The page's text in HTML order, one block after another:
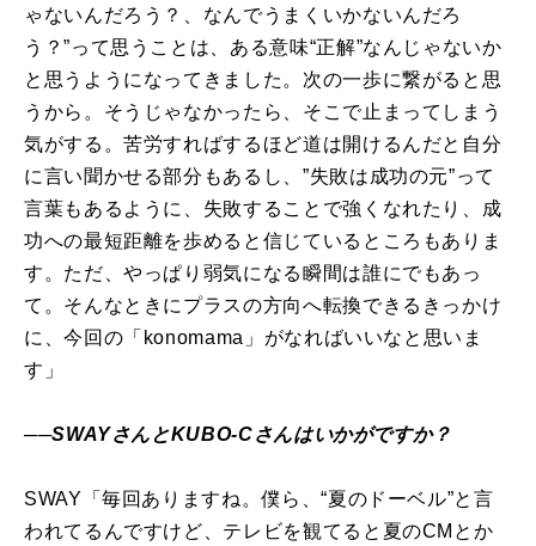
ゃないんだろう？、なんでうまくいかないんだろ
う？”って思うことは、ある意味“正解”なんじゃないか
と思うようになってきました。次の一歩に繋がると思
うから。そうじゃなかったら、そこで止まってしまう
気がする。苦労すればするほど道は開けるんだと自分
に言い聞かせる部分もあるし、”失敗は成功の元”って
言葉もあるように、失敗することで強くなれたり、成
功への最短距離を歩めると信じているところもありま
す。ただ、やっぱり弱気になる瞬間は誰にでもあっ
て。そんなときにプラスの方向へ転換できるきっかけ
に、今回の「konomama」がなればいいなと思いま
す」
──SWAYさんとKUBO-Cさんはいかがですか？
SWAY「毎回ありますね。僕ら、“夏のドーベル”と言
われてるんですけど、テレビを観てると夏のCMとか